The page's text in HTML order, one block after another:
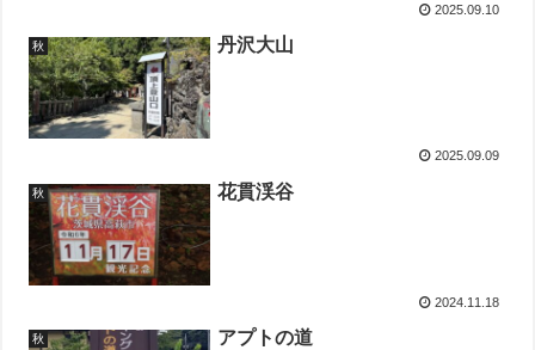
2025.09.10
秋 丹沢大山
2025.09.09
秋 花貫渓谷
2024.11.18
秋 アプトの道